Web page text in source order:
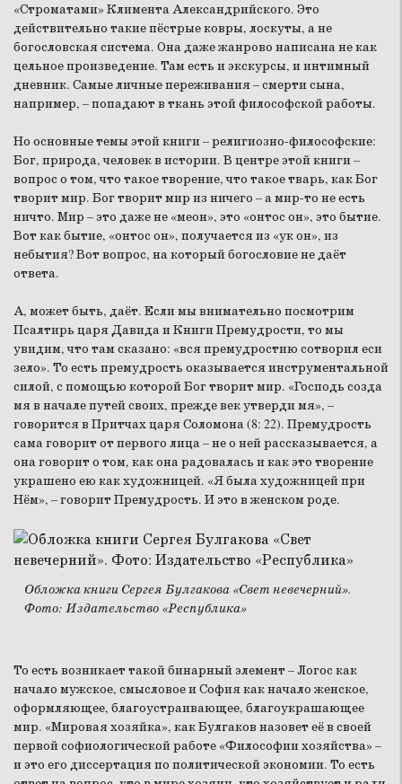
«Строматами» Климента Александрийского. Это
действительно такие пёстрые ковры, лоскуты, а не
богословская система. Она даже жанрово написана не как
цельное произведение. Там есть и экскурсы, и интимный
дневник. Самые личные переживания – смерти сына,
например, – попадают в ткань этой философской работы.
Но основные темы этой книги – религиозно-философские:
Бог, природа, человек в истории. В центре этой книги –
вопрос о том, что такое творение, что такое тварь, как Бог
творит мир. Бог творит мир из ничего – а мир-то не есть
ничто. Мир – это даже не «меон», это «онтос он», это бытие.
Вот как бытие, «онтос он», получается из «ук он», из
небытия? Вот вопрос, на который богословие не даёт
ответа.
А, может быть, даёт. Если мы внимательно посмотрим
Псалтирь царя Давида и Книги Премудрости, то мы
увидим, что там сказано: «вся премудростию сотворил еси
зело». То есть премудрость оказывается инструментальной
силой, с помощью которой Бог творит мир. «Господь созда
мя в начале путей своих, прежде век утверди мя», –
говорится в Притчах царя Соломона (8: 22). Премудрость
сама говорит от первого лица – не о ней рассказывается, а
она говорит о том, как она радовалась и как это творение
украшено ею как художницей. «Я была художницей при
Нём», – говорит Премудрость. И это в женском роде.
Обложка книги Сергея Булгакова «Свет невечерний».
Фото: Издательство «Республика»
То есть возникает такой бинарный элемент – Логос как
начало мужское, смысловое и София как начало женское,
оформляющее, благоустраивающее, благоукрашающее
мир. «Мировая хозяйка», как Булгаков назовет её в своей
первой софиологической работе «Философии хозяйства» –
и это его диссертация по политической экономии. То есть